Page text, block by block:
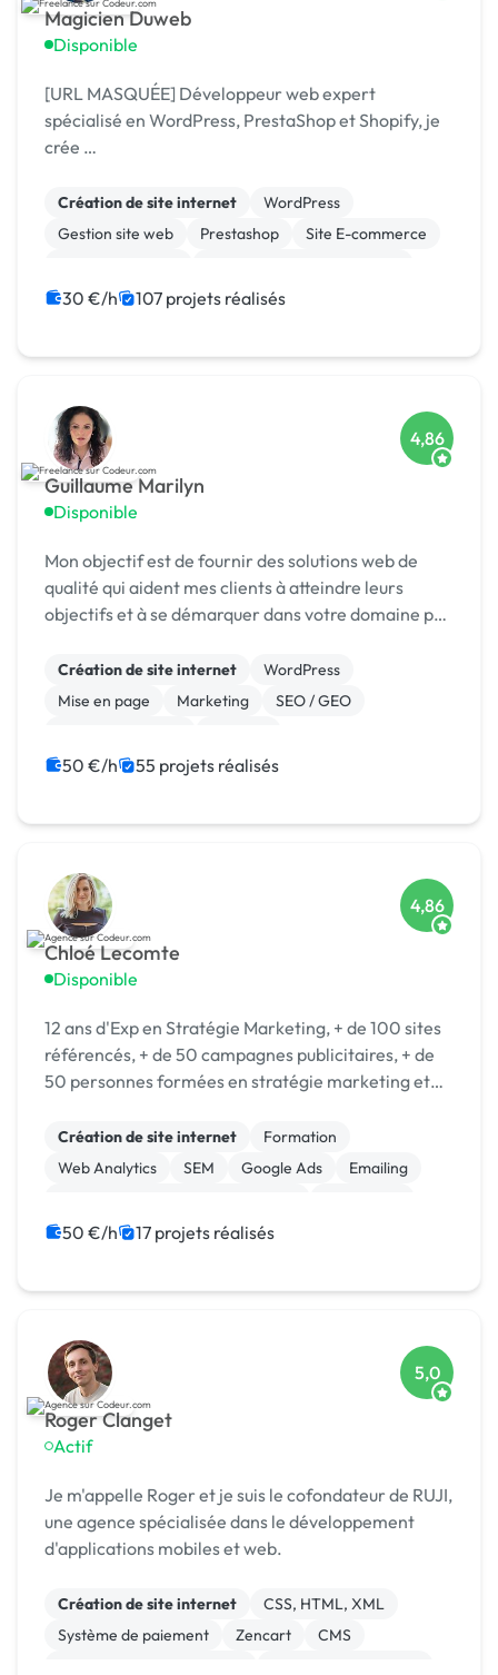
Magicien Duweb
Disponible
[URL MASQUÉE] Développeur web expert
spécialisé en WordPress, PrestaShop et Shopify, je
crée …
Création de site internet
WordPress
Gestion site web
Prestashop
Site E-commerce
WooCommerce
Shopify PHP
30 €/h 107 projets réalisés
Guillaume Marilyn
Disponible
4,86
Mon objectif est de fournir des solutions web de
qualité qui aident mes clients à atteindre leurs
objectifs et à se démarquer dans votre domaine par
fonctionnelles qui captivent les utilisateurs. Je
vou...
Création de site internet
WordPress
Mise en page
Marketing
SEO / GEO
Community management
Formation
50 €/h 55 projets réalisés
Chloé Lecomte
Disponible
4,86
12 ans d'Exp en Stratégie Marketing, + de 100 sites
référencés, + de 50 campagnes publicitaires, + de
50 personnes formées en stratégie marketing et
Création de site internet
Formation
Web Analytics
SEM Google Ads
Emailing
Machine Learning
Web design
50 €/h 17 projets réalisés
Roger Clanget
Actif
5,0
Je m'appelle Roger et je suis le cofondateur de RUJI,
une agence spécialisée dans le développement
d'applications mobiles et web.
Création de site internet
CSS, HTML, XML
Système de paiement
Zencart
CMS